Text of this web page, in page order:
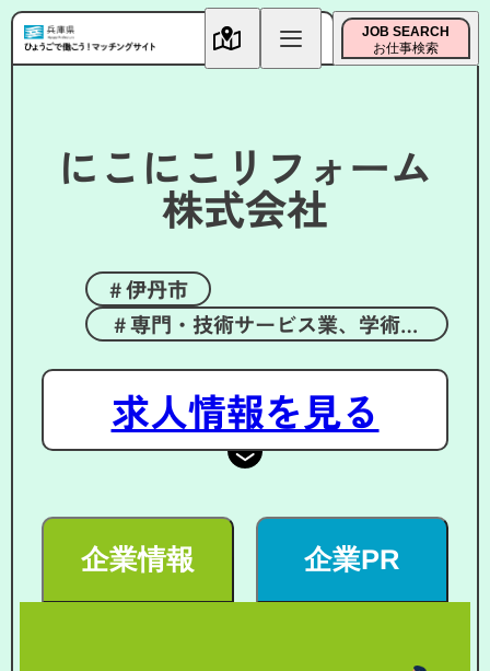
JOB SEARCH
お仕事検索
にこにこリフォーム
株式会社
伊丹市
専門・技術サービス業、学術研
求人情報を見る
企業情報 企業PR